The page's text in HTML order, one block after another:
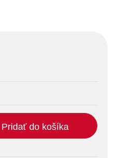
Pridať do košíka